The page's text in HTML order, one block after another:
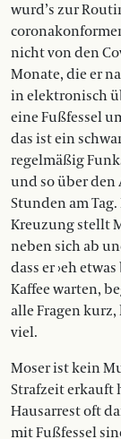
wurd’s zur
nicht von den
Monate, die er
in elektronisch
eine Fußfessel
das ist ein
regelmäßig
und so über den
Stunden am
Kreuzung stellt
neben sich ab
dass er ›eh
Kaffee warten,
alle Fragen
viel.
Moser ist kein
Strafzeit erkauft
Hausarrest oft
mit Fußfessel